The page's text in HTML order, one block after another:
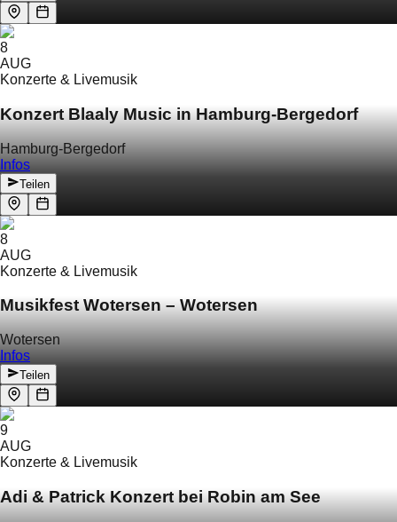
8
AUG
Konzerte & Livemusik
Konzert Blaaly Music in Hamburg-Bergedorf
Hamburg-Bergedorf
Infos
Teilen
8
AUG
Konzerte & Livemusik
Musikfest Wotersen – Wotersen
Wotersen
Infos
Teilen
9
AUG
Konzerte & Livemusik
Adi & Patrick Konzert bei Robin am See